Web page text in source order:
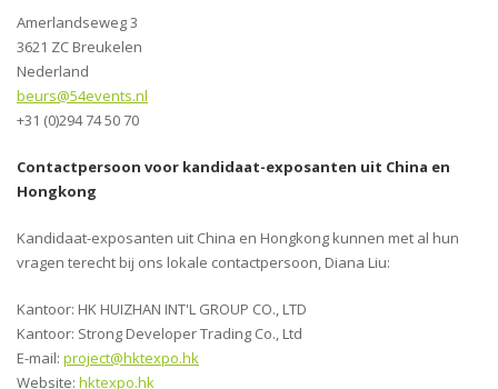
Amerlandseweg 3
3621 ZC Breukelen
Nederland
beurs@54events.nl
+31 (0)294 74 50 70
Contactpersoon voor kandidaat-exposanten uit China en
Hongkong
Kandidaat-exposanten uit China en Hongkong kunnen met al hun
vragen terecht bij ons lokale contactpersoon, Diana Liu:
Kantoor: HK HUIZHAN INT'L GROUP CO., LTD
Kantoor: Strong Developer Trading Co., Ltd
E-mail: project@hktexpo.hk
Website: hktexpo.hk